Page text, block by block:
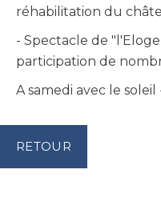
réhabilitation du
- Spectacle de
participation de
A samedi avec le
RETOUR